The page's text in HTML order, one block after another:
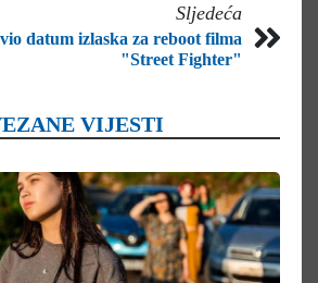
Sljedeća
datum izlaska za reboot filma
"Street Fighter"
VIJESTI